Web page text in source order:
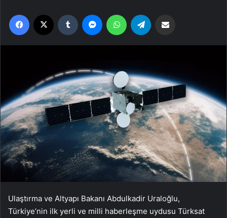
Facebook Tumblr MessengerWhatsApp
Ulaştırma ve Altyapı Bakanı Abdulkadir Uraloğlu,
Türkiye’nin ilk yerli ve milli haberleşme uydusu Türksat